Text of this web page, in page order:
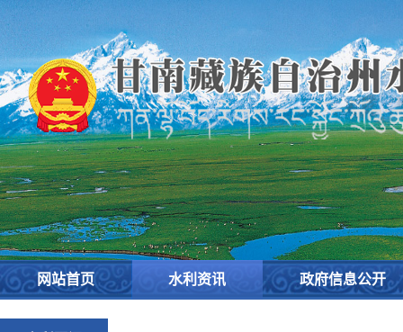
网站首页 水利资讯 政府信息公开